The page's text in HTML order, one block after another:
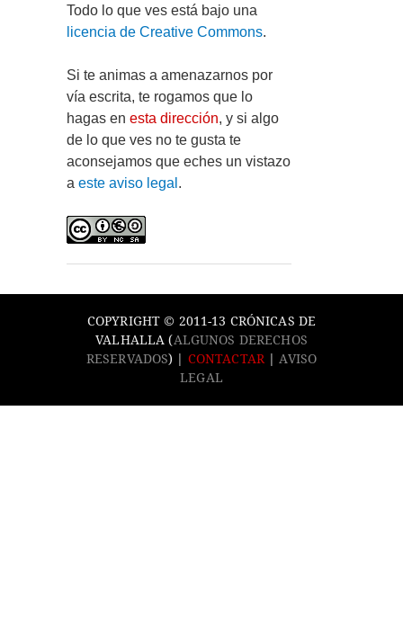
Todo lo que ves está bajo una
licencia de Creative Commons.
Si te animas a amenazarnos por
vía escrita, te rogamos que lo
hagas en esta dirección, y si algo
de lo que ves no te gusta te
aconsejamos que eches un vistazo
a este aviso legal .
COPYRIGHT © 2011-13 CRÓNICAS DE
VALHALLA (ALGUNOS DERECHOS
RESERVADOS) | CONTACTAR|AVISO
LEGAL